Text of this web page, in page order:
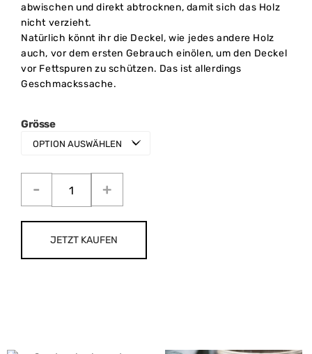
abwischen und direkt abtrocknen, damit sich das Holz
nicht verzieht.
Natürlich könnt ihr die Deckel, wie jedes andere Holz
auch, vor dem ersten Gebrauch einölen, um den Deckel
vor Fettspuren zu schützen. Das ist allerdings
Geschmackssache.
Grösse
JETZT KAUFEN